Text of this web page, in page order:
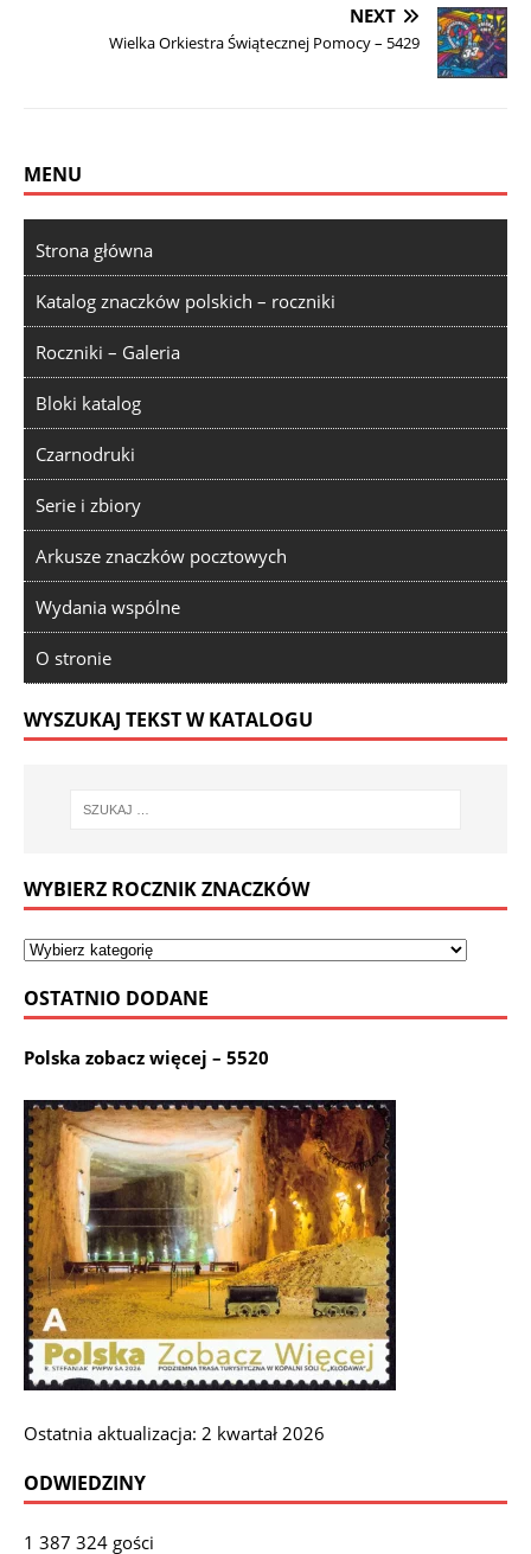
NEXT
Wielka Orkiestra Świątecznej Pomocy – 5429
MENU
Strona główna
Katalog znaczków polskich – roczniki
Roczniki – Galeria
Bloki katalog
Czarnodruki
Serie i zbiory
Arkusze znaczków pocztowych
Wydania wspólne
O stronie
WYSZUKAJ TEKST W KATALOGU
WYBIERZ ROCZNIK ZNACZKÓW
OSTATNIO DODANE
Polska zobacz więcej – 5520
Ostatnia aktualizacja: 2 kwartał 2026
ODWIEDZINY
1 387 324 gości